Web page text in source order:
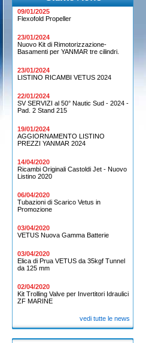
09/01/2025
Flexofold Propeller
23/01/2024
Nuovo Kit di Rimotorizzazione-
Basamenti per YANMAR tre cilindri.
23/01/2024
LISTINO RICAMBI VETUS 2024
22/01/2024
SV SERVIZI al 50° Nautic Sud - 2024 -
Pad. 2 Stand 215
19/01/2024
AGGIORNAMENTO LISTINO
PREZZI YANMAR 2024
14/04/2020
Ricambi Originali Castoldi Jet - Nuovo
Listino 2020
06/04/2020
Tubazioni di Scarico Vetus in
Promozione
03/04/2020
VETUS Nuova Gamma Batterie
03/04/2020
Elica di Prua VETUS da 35kgf Tunnel
da 125 mm
02/04/2020
Kit Trolling Valve per Invertitori Idraulici
ZF MARINE
vedi tutte le news